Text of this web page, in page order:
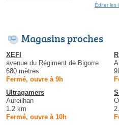
Éditer les
Magasins proches
XEFI
avenue du Régiment de Bigorre
680 mètres
Fermé, ouvre à 9h
Ultragamers
Aureilhan
1.2 km
Fermé, ouvre à 10h